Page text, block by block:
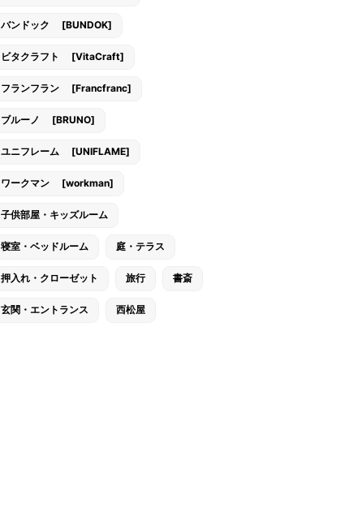
バンドック [BUNDOK]
ビタクラフト [VitaCraft]
フランフラン [Francfranc]
ブルーノ [BRUNO]
ユニフレーム [UNIFLAME]
ワークマン [workman]
子供部屋・キッズルーム
寝室・ベッドルーム 庭・テラス
押入れ・クローゼット 旅行 書斎
玄関・エントランス 西松屋